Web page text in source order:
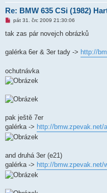
Re: BMW 635 CSi (1982)
N
v
ř
p
ě
v
k
pát 31. črc 2009 21:30:06
tak zas pár novejch obrázků
galérka 6er & 3er tady -> http://
ochutnávka
pak ještě 7er
galérka -> http://bmw.zpevak.net/
and druhá 3er (e21)
galérka -> http://bmw.zpevak.net/